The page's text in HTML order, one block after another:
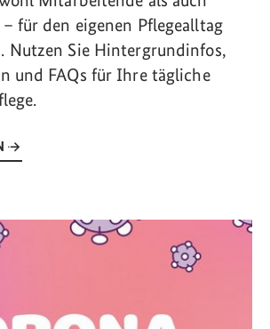
für den eigenen Pflegealltag
Nutzen Sie Hintergrundinfos,
und FAQs für Ihre tägliche